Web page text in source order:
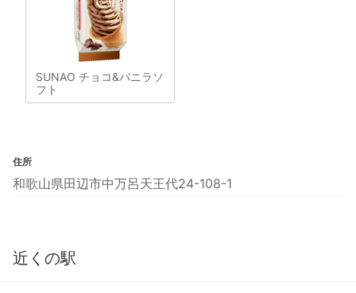
SUNAO チョコ&バニラソ
フト
住所
和歌山県田辺市中万呂天王代24-108-1
近くの駅